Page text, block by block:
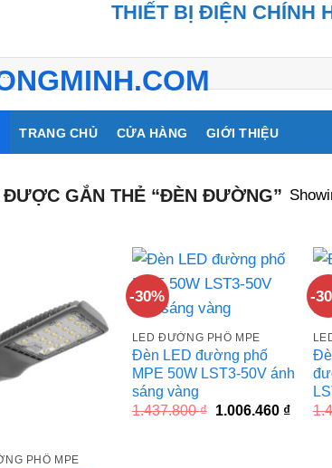
THIẾT BỊ ĐIỆN CHÍNH
TRANG CHỦ CỬA HÀNG GIỚI THIỆU
ĐƯỢC GẮN THẺ “ĐÈN ĐƯỜNG”
PHỐ MPE
-30%
LED ĐƯỜNG PHỐ MPE
Đèn LED đường phố
MPE 50W LST3-50V ánh
sáng vàng
1.437.800₫
Giá
1.006.460 ₫Giá
-